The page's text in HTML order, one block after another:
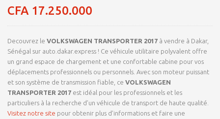
sur 5
basé sur
client
CFA 17.250.000
Decouvrez le VOLKSWAGEN TRANSPORTER 2017 à vendre à Dakar,
Sénégal sur auto.dakar.express ! Ce véhicule utilitaire polyvalent offre
un grand espace de chargement et une confortable cabine pour vos
déplacements professionnels ou personnels. Avec son moteur puissant
et son système de transmission fiable, ce VOLKSWAGEN
TRANSPORTER 2017 est idéal pour les professionnels et les
particuliers à la recherche d’un véhicule de transport de haute qualité.
Visitez notre site pour obtenir plus d’informations et faire une